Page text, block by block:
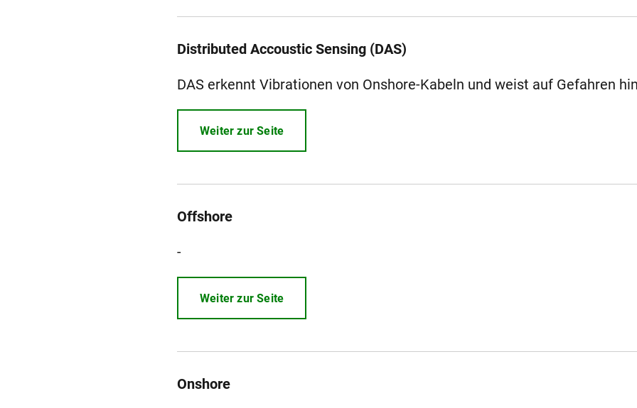
Distributed Accoustic Sensing (DAS)
DAS erkennt Vibrationen von Onshore-Kabeln und weist auf Gefahren
Weiter zur Seite
Offshore
-
Weiter zur Seite
Onshore